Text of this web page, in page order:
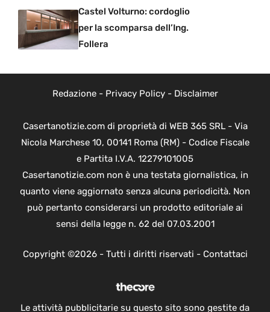
Castel Volturno: cordoglio
per la scomparsa dell’Ing.
Follera
Redazione- Privacy Policy- Disclaimer
Casertanotizie.com di proprietà di WEB 365 SRL - Via
Nicola Marchese 10, 00141 Roma (RM) - Codice Fiscale
e Partita I.V.A. 12279101005
Casertanotizie.com non è una testata giornalistica, in
quanto viene aggiornato senza alcuna periodicità. Non
può pertanto considerarsi un prodotto editoriale ai
sensi della legge n. 62 del 07.03.2001
Copyright ©2026 - Tutti i diritti riservati - Contattaci
Le attività pubblicitarie su questo sito sono gestite da